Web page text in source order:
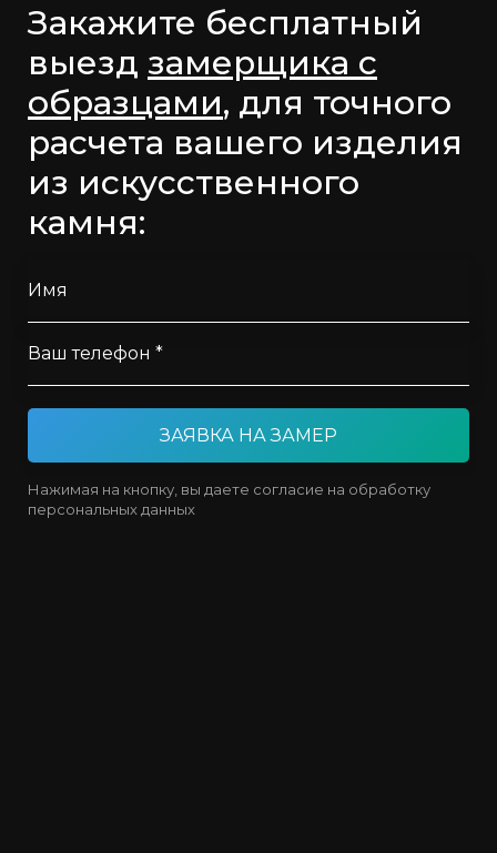
Закажите бесплатный
выезд замерщика с
образцами, для точного
расчета вашего изделия
из искусственного
камня:
Имя
Ваш телефон *
ЗАЯВКА НА ЗАМЕР
Нажимая на кнопку, вы даете согласие на обработку
персональных данных